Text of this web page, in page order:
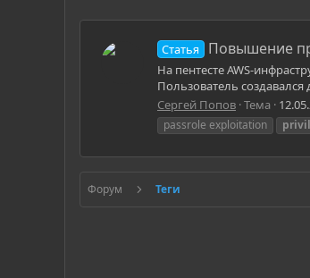
Статья Повышение
На пентесте AWS-
Пользователь
Сергей Попов Тема
passrole exploitation
Форум Теги